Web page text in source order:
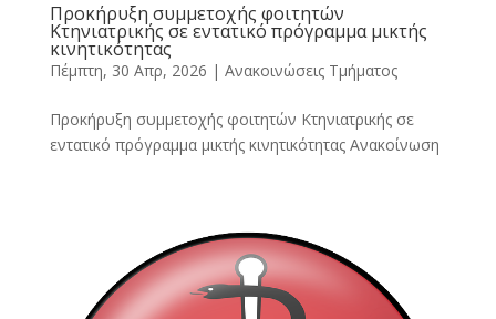
Προκήρυξη συμμετοχής φοιτητών
Κτηνιατρικής σε εντατικό πρόγραμμα μικτής
κινητικότητας
Πέμπτη, 30 Απρ, 2026 | Ανακοινώσεις Τμήματος
Προκήρυξη συμμετοχής φοιτητών Κτηνιατρικής σε
εντατικό πρόγραμμα μικτής κινητικότητας Ανακοίνωση